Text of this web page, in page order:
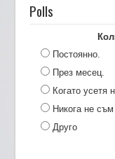
Polls
Постоянно.
През месец.
Когато усетя
Никога не
Друго